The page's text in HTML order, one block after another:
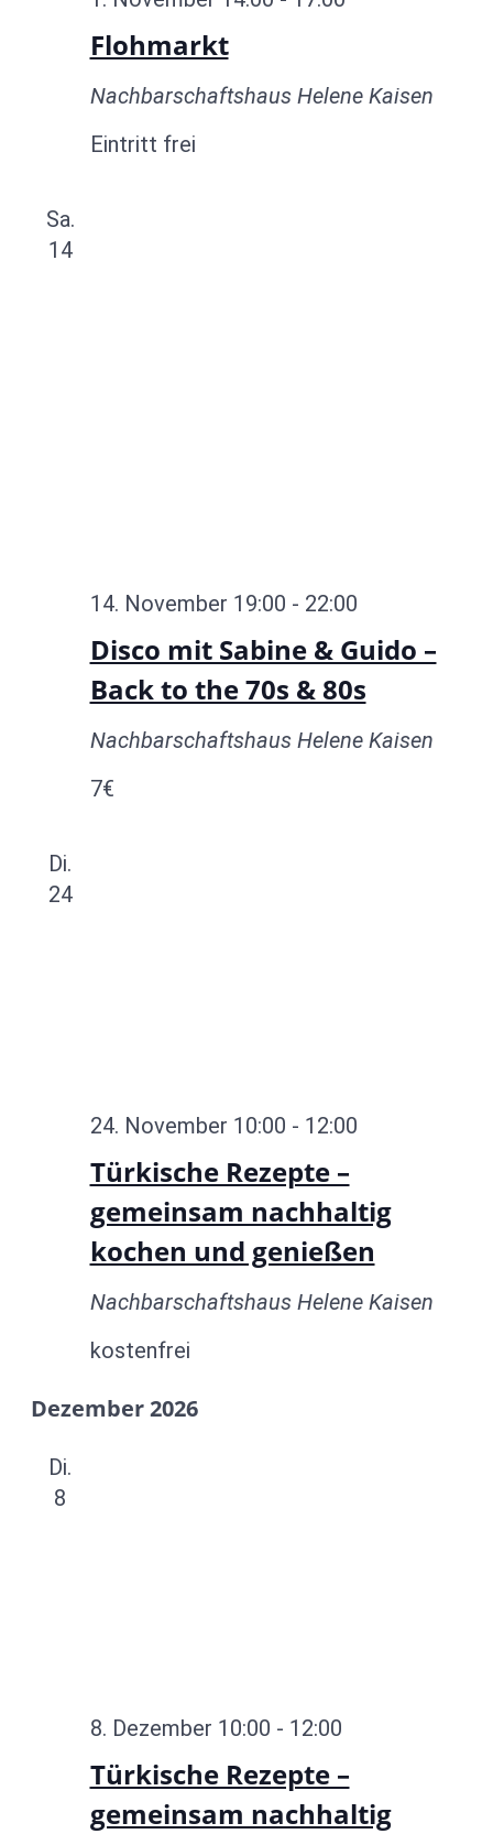
Flohmarkt
Nachbarschaftshaus Helene Kaisen
Eintritt frei
Sa.
14
Disco mit Sabine & Guido –
Back to the 70s & 80s
14. November 19:00 - 22:00
Nachbarschaftshaus Helene Kaisen
7€
Di.
24
Türkische Rezepte –
gemeinsam nachhaltig
kochen und genießen
24. November 10:00 - 12:00
Nachbarschaftshaus Helene Kaisen
kostenfrei
Dezember 2026
Di.
8
Türkische Rezepte –
gemeinsam nachhaltig
8. Dezember 10:00 - 12:00